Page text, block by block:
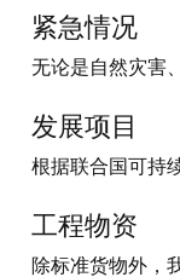
紧急情况
无论是自然灾害
发展项目
根据联合国可持
工程物资
除标准货物外，